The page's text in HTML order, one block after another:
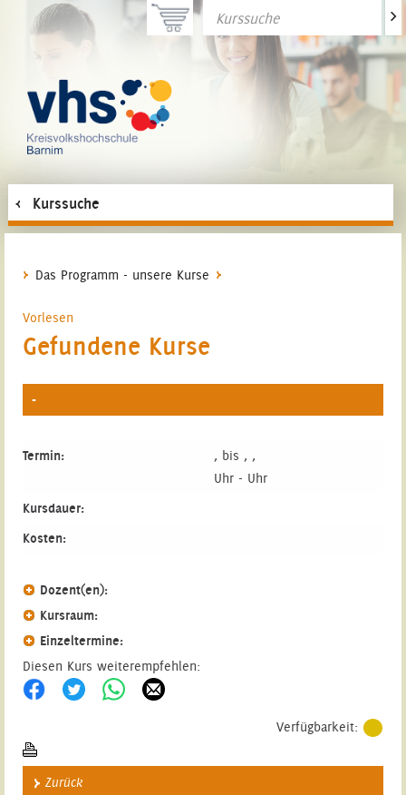
>
Kurssuche
Das Programm - unsere Kurse
Vorlesen
Gefundene Kurse
-
Termin:
, bis , ,
Uhr - Uhr
Kursdauer:
Kosten:
Dozent(en):
Kursraum:
Einzeltermine:
Diesen Kurs weiterempfehlen:
Verfügbarkeit:
Zurück